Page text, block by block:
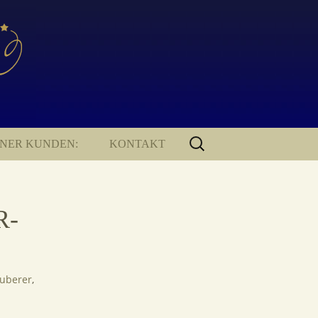
KUNDEN: KONTAKT
SUCHEN
NACH:
,